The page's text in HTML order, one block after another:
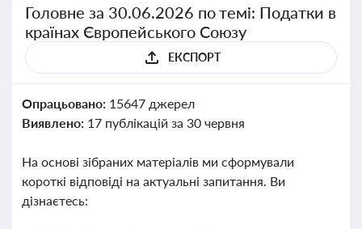
Головне за 30.06.2026 по темі: Податки в
країнах Європейського Союзу
ЕКСПОРТ
Опрацьовано: 15647 джерел
Виявлено: 17 публікацій за 30 червня
На основі зібраних матеріалів ми сформували
короткі відповіді на актуальні запитання. Ви
дізнаєтесь: